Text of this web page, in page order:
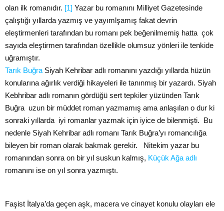
olan ilk romanıdır. [1] Yazar bu romanını Milliyet Gazetesinde
çalıştığı yıllarda yazmış ve yayımlşamış fakat devrin
eleştirmenleri tarafından bu romanı pek beğenilmemiş hatta çok
sayıda eleştirmen tarafından özellikle olumsuz yönleri ile tenkide
uğramıştır.
Tarık Buğra Siyah Kehribar adlı romanını yazdığı yıllarda hüzün
konularına ağırlık verdiği hikayeleri ile tanınmış bir yazardı. Siyah
Kebhribar adlı romanın gördüğü sert tepkiler yüzünden Tarık
Buğra uzun bir müddet roman yazmamış ama anlaşılan o dur ki
sonraki yıllarda iyi romanlar yazmak için iyice de bilenmişti. Bu
nedenle Siyah Kehribar adlı romanı Tarık Buğra’yı romancılığa
bileyen bir roman olarak bakmak gerekir. Nitekim yazar bu
romanından sonra on bir yıl suskun kalmış, Küçük Ağa adlı
romanını ise on yıl sonra yazmıştı.
Faşist İtalya’da geçen aşk, macera ve cinayet konulu olayları ele